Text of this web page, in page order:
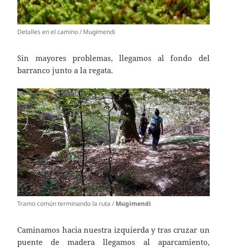
Detalles en el camino / Mugimendi
Sin mayores problemas, llegamos al fondo del
barranco junto a la regata.
Tramo común terminando la ruta / Mugimendi
Caminamos hacia nuestra izquierda y tras cruzar un
puente de madera llegamos al aparcamiento,